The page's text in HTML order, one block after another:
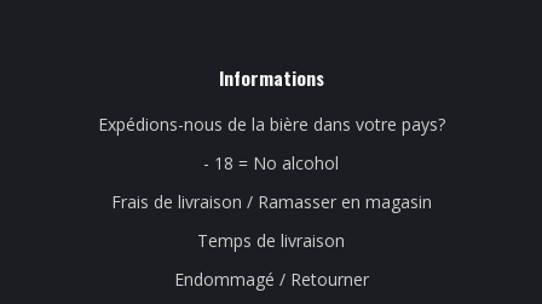
Informations
Expédions-nous de la bière dans votre pays?
- 18 = No alcohol
Frais de livraison / Ramasser en magasin
Temps de livraison
Endommagé / Retourner